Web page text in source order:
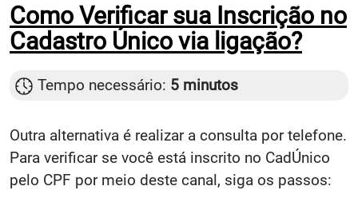
Como Verificar sua Inscrição no
Cadastro Único via ligação?
Tempo necessário: 5 minutos
Outra alternativa é realizar a consulta por telefone.
Para verificar se você está inscrito no CadÚnico
pelo CPF por meio deste canal, siga os passos: